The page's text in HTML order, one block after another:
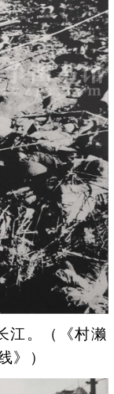
江。（《村濑
》）